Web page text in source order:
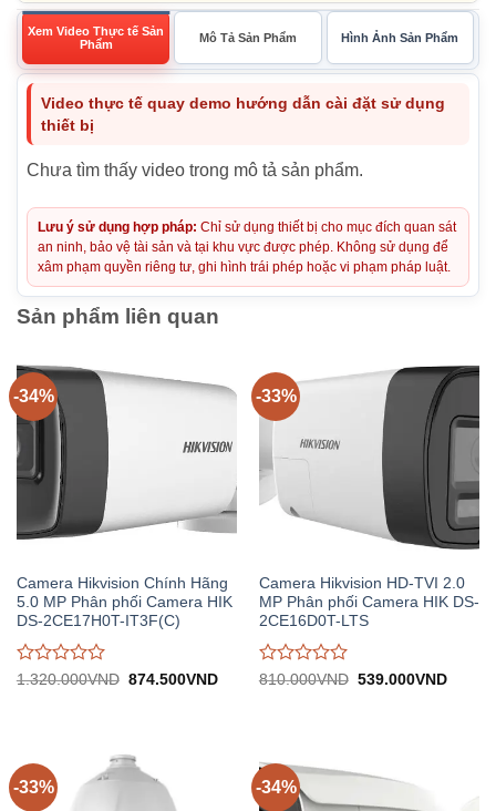
Xem Video Thực tế Sản
Phẩm
Mô Tả Sản Phẩm Hình Ảnh Sản Phẩm
Video thực tế quay demo hướng dẫn cài đặt sử dụng
thiết bị
Chưa tìm thấy video trong mô tả sản phẩm.
Lưu ý sử dụng hợp pháp: Chỉ sử dụng thiết bị cho mục đích quan sát
an ninh, bảo vệ tài sản và tại khu vực được phép. Không sử dụng để
xâm phạm quyền riêng tư, ghi hình trái phép hoặc vi phạm pháp luật.
Sản phẩm liên quan
-34%
Camera Hikvision Chính Hãng
5.0 MP Phân phối Camera HIK
DS-2CE17H0T-IT3F(C)
Được
5
1.320.000VND Giá
874.500VNDGiá
-33%
Camera Hikvision HD-TVI 2.0
MP Phân phối Camera HIK DS-
2CE16D0T-LTS
Được
5
810.000VND Giá
539.000VNDGiá
-33% -34%